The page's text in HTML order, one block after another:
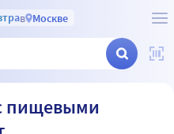
в Москве
пищевыми